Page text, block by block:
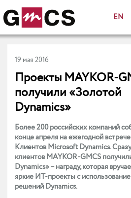
EN
19 мая 2016
Проекты MAYKOR-
получили «Золотой
Dynamics»
Более 200 российских компаний
конце апреля на ежегодной
Клиентов Microsoft Dynamics.
клиентов MAYKOR-GMCS
Dynamics» – награду, которая
яркие ИТ-проекты c
решений Dynamics.